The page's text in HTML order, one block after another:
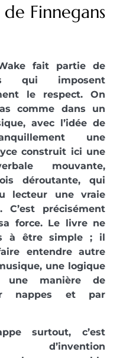
Finnegans
fait partie de
qui imposent
le respect. On
comme dans un
avec l’idée de
une
construit ici une
mouvante,
déroutante, qui
lecteur une vraie
C’est précisément
force. Le livre ne
à être simple ; il
entendre autre
une logique
une manière de
nappes et par
surtout, c’est
d’invention